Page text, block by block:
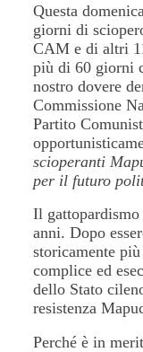
Questa
giorni di
CAM e di altri
più di 60 giorni
nostro dovere
Commissione
Partito
scioperanti
per il futuro
Il
anni. Dopo
storicamente
complice ed
dello Stato
resistenza
Perché è in